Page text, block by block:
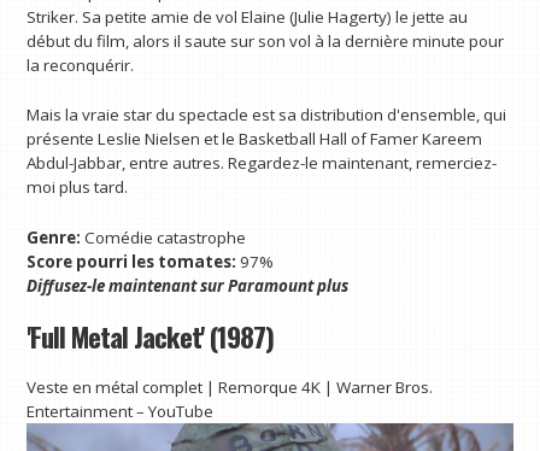
Striker. Sa petite amie de vol Elaine (Julie Hagerty) le jette au
début du film, alors il saute sur son vol à la dernière minute pour
la reconquérir.
Mais la vraie star du spectacle est sa distribution d'ensemble, qui
présente Leslie Nielsen et le Basketball Hall of Famer Kareem
Abdul-Jabbar, entre autres. Regardez-le maintenant, remerciez-
moi plus tard.
Genre: Comédie catastrophe
Score pourri les tomates: 97%
Diffusez-le maintenant surParamount plus
'Full Metal Jacket' (1987)
Veste en métal complet | Remorque 4K | Warner Bros.
Entertainment – YouTube